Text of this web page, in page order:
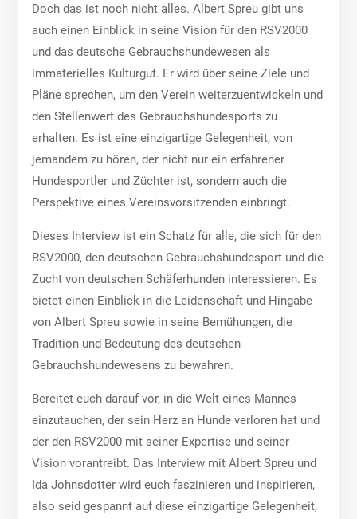
Doch das ist noch nicht alles. Albert Spreu gibt uns
auch einen Einblick in seine Vision für den RSV2000
und das deutsche Gebrauchshundewesen als
immaterielles Kulturgut. Er wird über seine Ziele und
Pläne sprechen, um den Verein weiterzuentwickeln und
den Stellenwert des Gebrauchshundesports zu
erhalten. Es ist eine einzigartige Gelegenheit, von
jemandem zu hören, der nicht nur ein erfahrener
Hundesportler und Züchter ist, sondern auch die
Perspektive eines Vereinsvorsitzenden einbringt.
Dieses Interview ist ein Schatz für alle, die sich für den
RSV2000, den deutschen Gebrauchshundesport und die
Zucht von deutschen Schäferhunden interessieren. Es
bietet einen Einblick in die Leidenschaft und Hingabe
von Albert Spreu sowie in seine Bemühungen, die
Tradition und Bedeutung des deutschen
Gebrauchshundewesens zu bewahren.
Bereitet euch darauf vor, in die Welt eines Mannes
einzutauchen, der sein Herz an Hunde verloren hat und
der den RSV2000 mit seiner Expertise und seiner
Vision vorantreibt. Das Interview mit Albert Spreu und
Ida Johnsdotter wird euch faszinieren und inspirieren,
also seid gespannt auf diese einzigartige Gelegenheit,